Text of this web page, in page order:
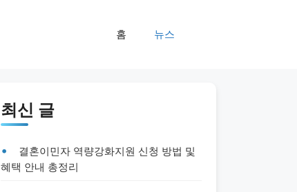
홈 뉴스
최신 글
결혼이민자 역량강화지원 신청 방법 및
혜택 안내 총정리